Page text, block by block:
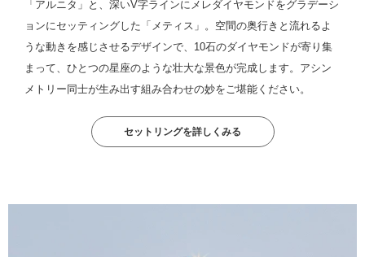
「アルニタ」と、深いV字ラインにメレダイヤモンドをグラデーシ
ョンにセッティングした「メティス」。空間の奥行きと流れるよ
うな動きを感じさせるデザインで、10石のダイヤモンドが寄り集
まって、ひとつの星座のような壮大な景色が完成します。アシン
メトリー同士が生み出す組み合わせの妙をご堪能ください。
セットリングを詳しくみる